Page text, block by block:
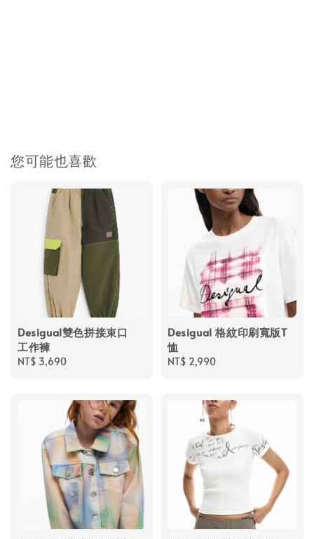
您可能也喜歡
Desigual雙色拼接束口
工作褲
Regular
NT$ 3,690
Desigual 格紋印刷寬版T
恤
Regular
NT$ 2,990